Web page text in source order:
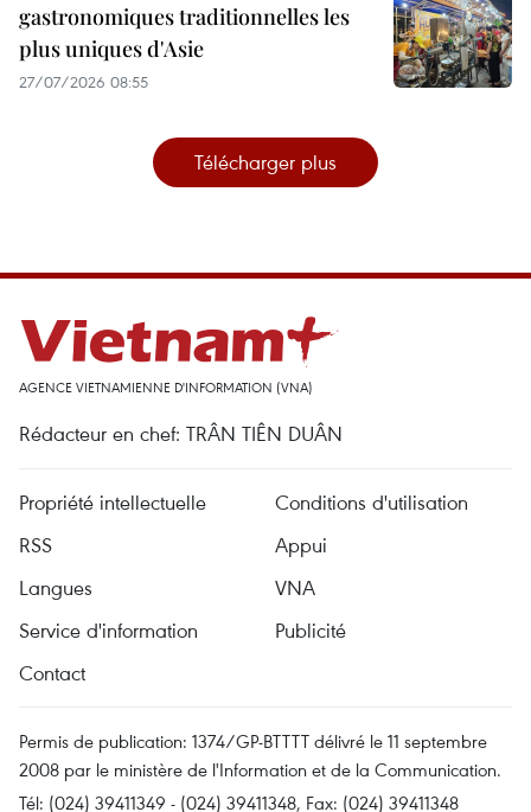
gastronomiques traditionnelles les
plus uniques d'Asie
27/07/2026 08:55
Télécharger plus
AGENCE VIETNAMIENNE D'INFORMATION (VNA)
Rédacteur en chef: TRÂN TIÊN DUÂN
Propriété intellectuelle
Conditions d'utilisation
RSS
Appui
Langues
VNA
Service d'information
Publicité
Contact
Permis de publication: 1374/GP-BTTTT délivré le 11 septembre
2008 par le ministère de l'Information et de la Communication.
Tél: (024) 39411349 - (024) 39411348, Fax: (024) 39411348